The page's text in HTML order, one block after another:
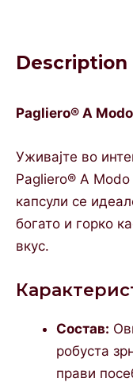
Description
Pagliero® A
Уживајте во
Pagliero® A
капсули се
богато и горко
вкус.
Состав:
робуста
прави